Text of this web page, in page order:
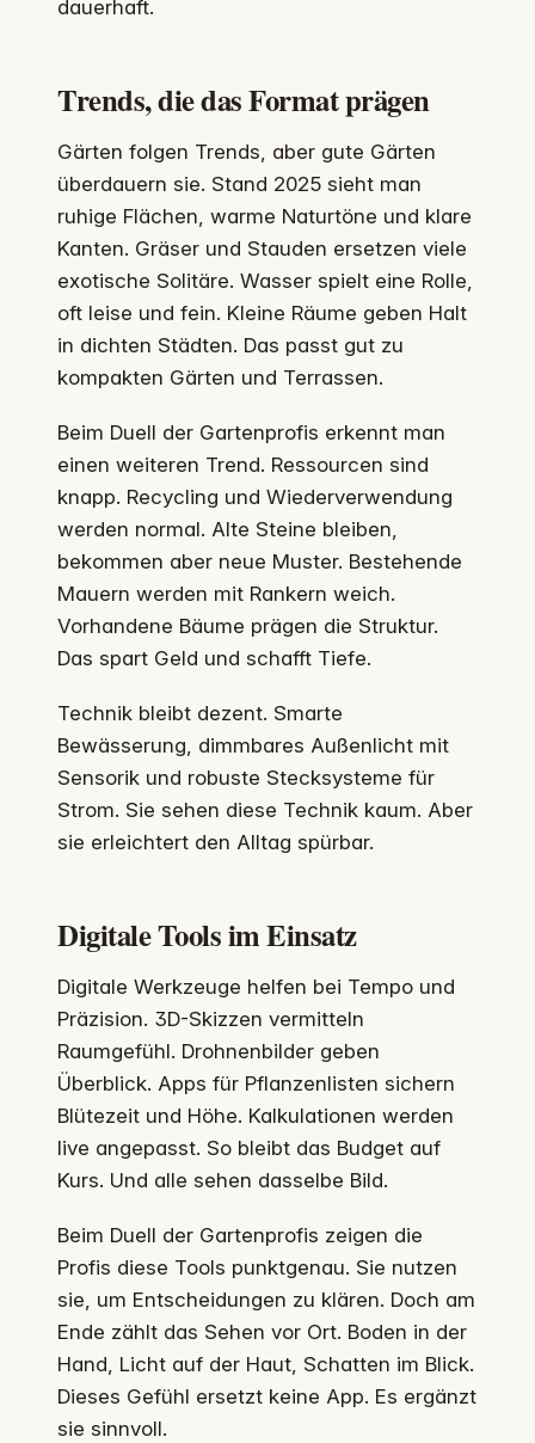
dauerhaft.
Trends, die das Format prägen
Gärten folgen Trends, aber gute Gärten
überdauern sie. Stand 2025 sieht man
ruhige Flächen, warme Naturtöne und klare
Kanten. Gräser und Stauden ersetzen viele
exotische Solitäre. Wasser spielt eine Rolle,
oft leise und fein. Kleine Räume geben Halt
in dichten Städten. Das passt gut zu
kompakten Gärten und Terrassen.
Beim Duell der Gartenprofis erkennt man
einen weiteren Trend. Ressourcen sind
knapp. Recycling und Wiederverwendung
werden normal. Alte Steine bleiben,
bekommen aber neue Muster. Bestehende
Mauern werden mit Rankern weich.
Vorhandene Bäume prägen die Struktur.
Das spart Geld und schafft Tiefe.
Technik bleibt dezent. Smarte
Bewässerung, dimmbares Außenlicht mit
Sensorik und robuste Stecksysteme für
Strom. Sie sehen diese Technik kaum. Aber
sie erleichtert den Alltag spürbar.
Digitale Tools im Einsatz
Digitale Werkzeuge helfen bei Tempo und
Präzision. 3D-Skizzen vermitteln
Raumgefühl. Drohnenbilder geben
Überblick. Apps für Pflanzenlisten sichern
Blütezeit und Höhe. Kalkulationen werden
live angepasst. So bleibt das Budget auf
Kurs. Und alle sehen dasselbe Bild.
Beim Duell der Gartenprofis zeigen die
Profis diese Tools punktgenau. Sie nutzen
sie, um Entscheidungen zu klären. Doch am
Ende zählt das Sehen vor Ort. Boden in der
Hand, Licht auf der Haut, Schatten im Blick.
Dieses Gefühl ersetzt keine App. Es ergänzt
sie sinnvoll.